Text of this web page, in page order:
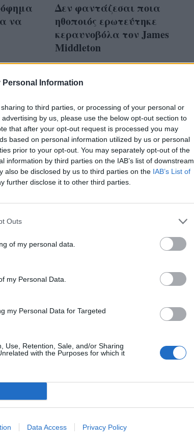
Personal Information
to third parties, or processing of your personal or
by us, please use the below opt-out section to
that after your opt-out request is processed you may
based on personal information utilized by us or personal
prior to your opt-out. You may separately opt-out of the
information by third parties on the IAB’s list of downstream
also be disclosed by us to third parties on the IAB’s List of
further disclose it to other third parties.
Outs
of my personal data.
my Personal Data.
my Personal Data for Targeted
Use, Retention, Sale, and/or Sharing
with the Purposes for which it
Data Access Privacy Policy
να
Δεν φαντάζεσαι ποια
ηθοποιός ερωτεύτηκε
κεραυνοβόλα τον James
Middleton
του
από
και πάλι
της
Το νέο hairlook της January
τα μαλλιά σου αφέλειες!